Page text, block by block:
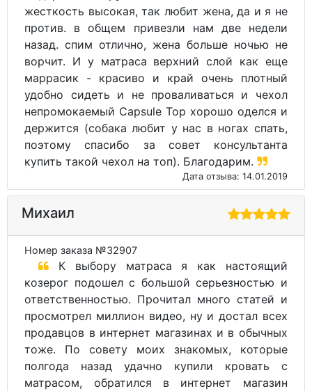
жесткость высокая, так любит жена, да и я не
против. в общем привезли нам две недели
назад. спим отлично, жена больше ночью не
ворчит. И у матраса верхний слой как еще
маррасик - красиво и край очень плотный
удобно сидеть и не проваливаться и чехол
непромокаемый Capsule Top хорошо оделся и
держится (собака любит у нас в ногах спать,
поэтому спасибо за совет консультанта
купить такой чехол на топ). Благодарим.
Дата отзыва: 14.01.2019
Михаил
Номер заказа №32907
К выбору матраса я как настоящий
козерог подошел с большой серьезностью и
ответственностью. Прочитал много статей и
просмотрел миллион видео, ну и достал всех
продавцов в интернет магазинах и в обычных
тоже. По совету моих знакомых, которые
полгода назад удачно купили кровать с
матрасом, обратился в интернет магазин